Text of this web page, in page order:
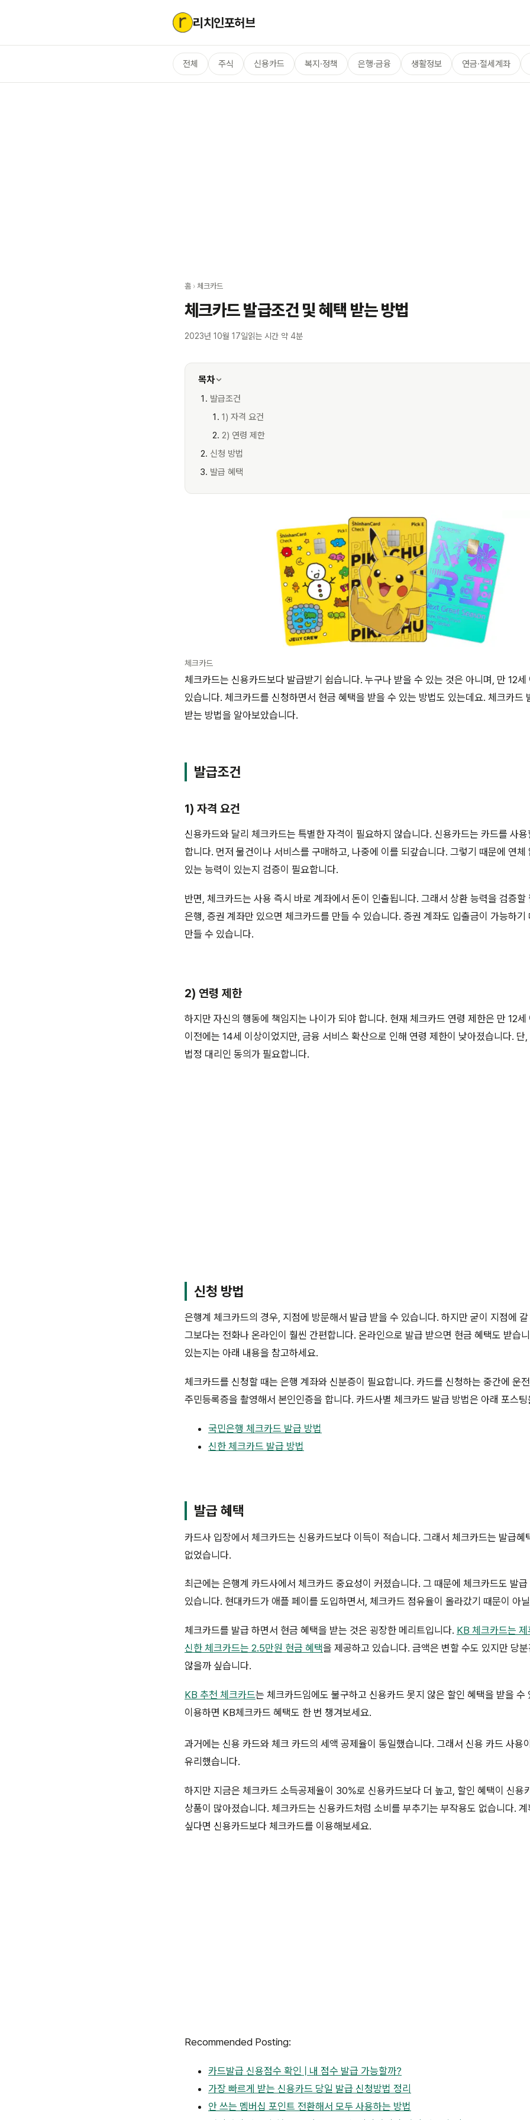
리치인포허브
전체 주식 신용카드 복지·정책 은행·금융 생활정보 연금·절세계좌
홈 › 체크카드
체크카드 발급조건 및 혜택 받는 방법
2023년 10월 17일읽는 시간 약 4분
목차
발급조건
1) 자격 요건
2) 연령 제한
신청 방법
발급 혜택
체크카드
체크카드는 신용카드보다 발급받기 쉽습니다. 누구나 받을 수 있는 것은 아니며, 만 12세
있습니다. 체크카드를 신청하면서 현금 혜택을 받을 수 있는 방법도 있는데요. 체크카드
받는 방법을 알아보았습니다.
발급조건
1) 자격 요건
신용카드와 달리 체크카드는 특별한 자격이 필요하지 않습니다. 신용카드는 카드를 사
합니다. 먼저 물건이나 서비스를 구매하고, 나중에 이를 되갚습니다. 그렇기 때문에 연체
있는 능력이 있는지 검증이 필요합니다.
반면, 체크카드는 사용 즉시 바로 계좌에서 돈이 인출됩니다. 그래서 상환 능력을 검증할
은행, 증권 계좌만 있으면 체크카드를 만들 수 있습니다. 증권 계좌도 입출금이 가능하기
만들 수 있습니다.
2) 연령 제한
하지만 자신의 행동에 책임지는 나이가 되야 합니다. 현재 체크카드 연령 제한은 만 12세
이전에는 14세 이상이었지만, 금융 서비스 확산으로 인해 연령 제한이 낮아졌습니다. 단
법정 대리인 동의가 필요합니다.
신청 방법
은행계 체크카드의 경우, 지점에 방문해서 발급 받을 수 있습니다. 하지만 굳이 지점에
그보다는 전화나 온라인이 훨씬 간편합니다. 온라인으로 발급 받으면 현금 혜택도 받습
있는지는 아래 내용을 참고하세요.
체크카드를 신청할 때는 은행 계좌와 신분증이 필요합니다. 카드를 신청하는 중간에 운
주민등록증을 촬영해서 본인인증을 합니다. 카드사별 체크카드 발급 방법은 아래 포스
국민은행 체크카드 발급 방법
신한 체크카드 발급 방법
발급 혜택
카드사 입장에서 체크카드는 신용카드보다 이득이 적습니다. 그래서 체크카드는 발급혜
없었습니다.
최근에는 은행계 카드사에서 체크카드 중요성이 커졌습니다. 그 때문에 체크카드도 발
있습니다. 현대카드가 애플 페이를 도입하면서, 체크카드 점유율이 올라갔기 때문이 아
체크카드를 발급 하면서 현금 혜택을 받는 것은 굉장한 메리트입니다. KB 체크카드는
신한 체크카드는 2.5만원 현금 혜택을 제공하고 있습니다. 금액은 변할 수도 있지만 당분
않을까 싶습니다.
KB 추천 체크카드는 체크카드임에도 불구하고 신용카드 못지 않은 할인 혜택을 받을 수
이용하면 KB체크카드 혜택도 한 번 챙겨보세요.
과거에는 신용 카드와 체크 카드의 세액 공제율이 동일했습니다. 그래서 신용 카드 사용
유리했습니다.
하지만 지금은 체크카드 소득공제율이 30%로 신용카드보다 더 높고, 할인 혜택이 신용
상품이 많아졌습니다. 체크카드는 신용카드처럼 소비를 부추기는 부작용도 없습니다.
싶다면 신용카드보다 체크카드를 이용해보세요.
Recommended Posting:
카드발급 신용점수 확인 | 내 점수 발급 가능할까?
가장 빠르게 받는 신용카드 당일 발급 신청방법 정리
안 쓰는 멤버십 포인트 전환해서 모두 사용하는 방법